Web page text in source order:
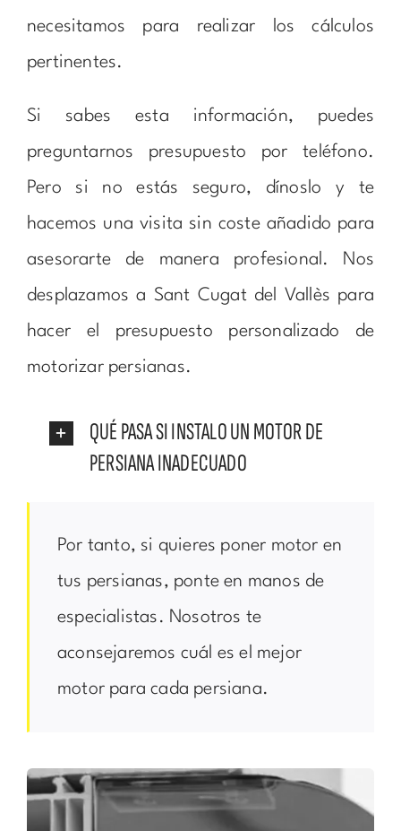
necesitamos para realizar los cálculos
pertinentes.
Si sabes esta información, puedes
preguntarnos presupuesto por teléfono.
Pero si no estás seguro, dínoslo y te
hacemos una visita sin coste añadido para
asesorarte de manera profesional. Nos
desplazamos a Sant Cugat del Vallès para
hacer el presupuesto personalizado de
motorizar persianas.
QUÉ PASA SI INSTALO UN MOTOR DE
PERSIANA INADECUADO
Por tanto, si quieres poner motor en
tus persianas, ponte en manos de
especialistas. Nosotros te
aconsejaremos cuál es el mejor
motor para cada persiana.